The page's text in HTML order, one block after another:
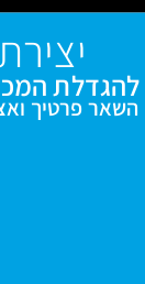
להגדלת
השאר פרטיך